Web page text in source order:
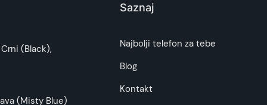
što tačnije i detaljnije ali ne može da
(Black),
(Misty Blue)
Saznaj
Najbolji telefon za tebe
Blog
Kontakt